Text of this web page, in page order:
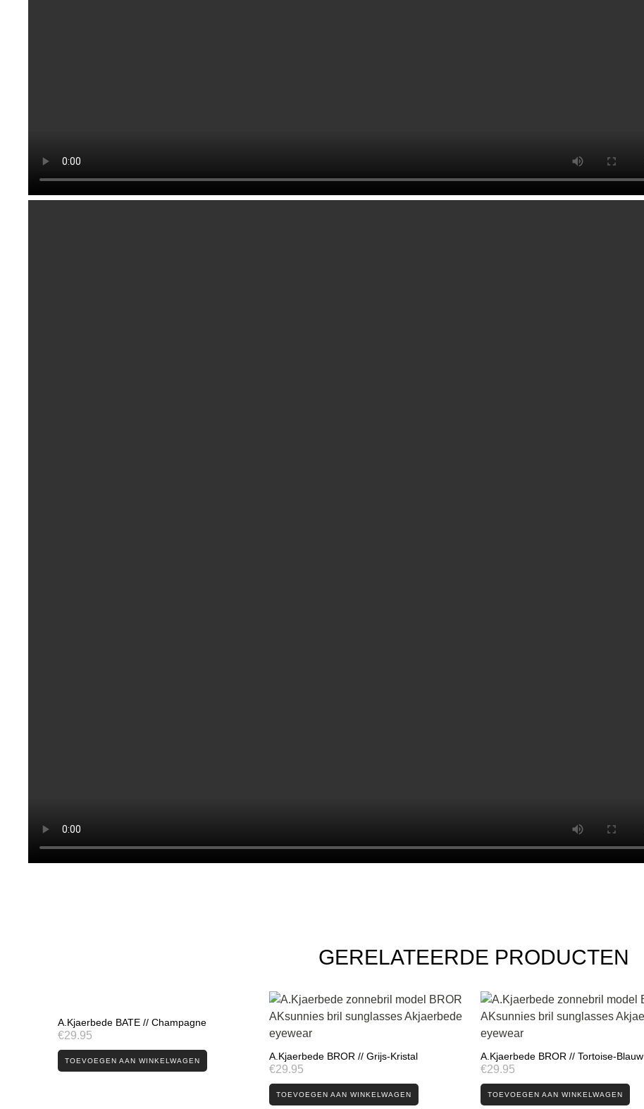
GERELATEERDE PRODUCTEN
A.Kjaerbede BATE // Champagne
€29.95
TOEVOEGEN AAN WINKELWAGEN A.Kjaerbede BROR // Grijs-Kristal
€29.95
TOEVOEGEN AAN WINKELWAGEN
A.Kjaerbede BROR // Tortoise-Blauw
€29.95
TOEVOEGEN AAN WINKELWAGEN